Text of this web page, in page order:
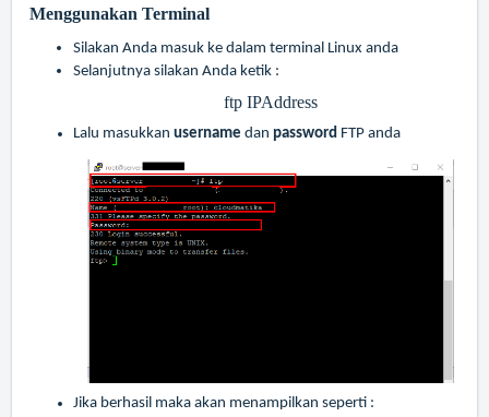
Menggunakan Terminal
Silakan Anda masuk ke dalam terminal Linux anda
Selanjutnya silakan Anda ketik :
ftp IPAddress
Lalu masukkan username dan password FTP anda
Jika berhasil maka akan menampilkan seperti :